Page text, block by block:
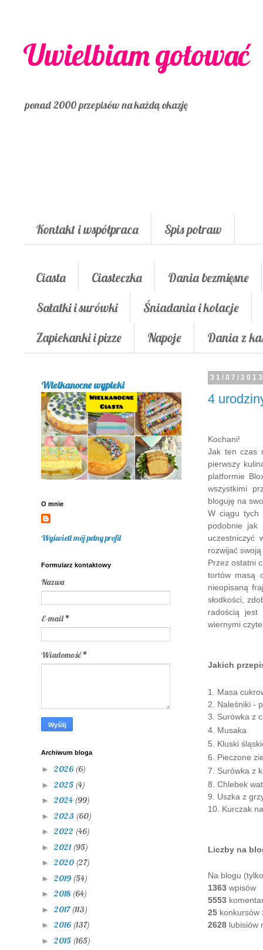
Uwielbiam gotować
ponad 2000 przepisów na każdą okazję
Kontakt i współpraca Spis potraw
Ciasta Ciasteczka
Dania bezmięsne
Sałatki i surówki
Śniadania i kolacje
Zapiekanki i pizze
Napoje Dania z
31/07/
4
Kochani!
Jak ten czas
pierwszy
platformie
wszystkimi
bloguję na
W ciągu tych
podobnie jak
uczestniczyć
rozwijać
Przez ostatni
tortów masą
nieopisaną
słodkości,
radością
wiernymi
Jakich
1. Masa
2. Naleśniki -
3. Surówka z
4. Musaka
5. Kluski
6. Pieczone
7. Surówka z
8. Chlebek
9. Uszka z
10. Kurczak
Liczby na
Na blogu
1363 wpisów
5553
25 konkursów
2628 lubisiów
Wielkanocne wypieki
O mnie
Wyświetl mój pełny profil
Formularz kontaktowy
Nazwa
E-mail*
Wiadomość*
Archiwum bloga
► 2026 (6)
► 2025 (4)
► 2024 (99)
► 2023 (60)
► 2022 (46)
► 2021 (95)
► 2020 (27)
► 2019 (54)
► 2018 (64)
► 2017(113)
► 2016 (137)
► 2015 (165)